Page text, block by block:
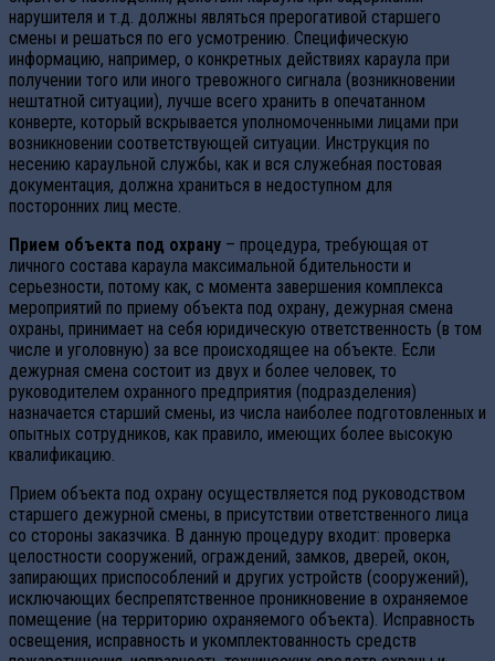
нарушителя и т.д. должны являться прерогативой старшего
смены и решаться по его усмотрению. Специфическую
информацию, например, о конкретных действиях караула при
получении того или иного тревожного сигнала (возникновении
нештатной ситуации), лучше всего хранить в опечатанном
конверте, который вскрывается уполномоченными лицами при
возникновении соответствующей ситуации. Инструкция по
несению караульной службы, как и вся служебная постовая
документация, должна храниться в недоступном для
посторонних лиц месте.
Прием объекта под охрану – процедура, требующая от
личного состава караула максимальной бдительности и
серьезности, потому как, с момента завершения комплекса
мероприятий по приему объекта под охрану, дежурная смена
охраны, принимает на себя юридическую ответственность (в том
числе и уголовную) за все происходящее на объекте. Если
дежурная смена состоит из двух и более человек, то
руководителем охранного предприятия (подразделения)
назначается старший смены, из числа наиболее подготовленных и
опытных сотрудников, как правило, имеющих более высокую
квалификацию.
Прием объекта под охрану осуществляется под руководством
старшего дежурной смены, в присутствии ответственного лица
со стороны заказчика. В данную процедуру входит: проверка
целостности сооружений, ограждений, замков, дверей, окон,
запирающих приспособлений и других устройств (сооружений),
исключающих беспрепятственное проникновение в охраняемое
помещение (на территорию охраняемого объекта). Исправность
освещения, исправность и укомплектованность средств